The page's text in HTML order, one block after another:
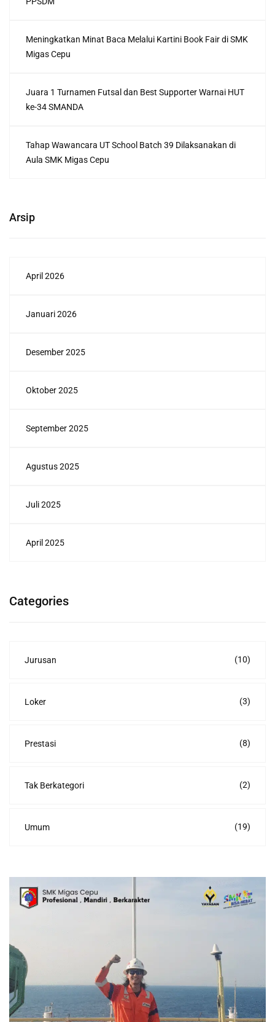
Meningkatkan Minat Baca Melalui Kartini Book Fair di SMK
Migas Cepu
Juara 1 Turnamen Futsal dan Best Supporter Warnai HUT
ke-34 SMANDA
Tahap Wawancara UT School Batch 39 Dilaksanakan di
Aula SMK Migas Cepu
Arsip
April 2026
Januari 2026
Desember 2025
Oktober 2025
September 2025
Agustus 2025
Juli 2025
April 2025
Categories
Jurusan (10)
Loker (3)
Prestasi (8)
Tak Berkategori (2)
Umum (19)